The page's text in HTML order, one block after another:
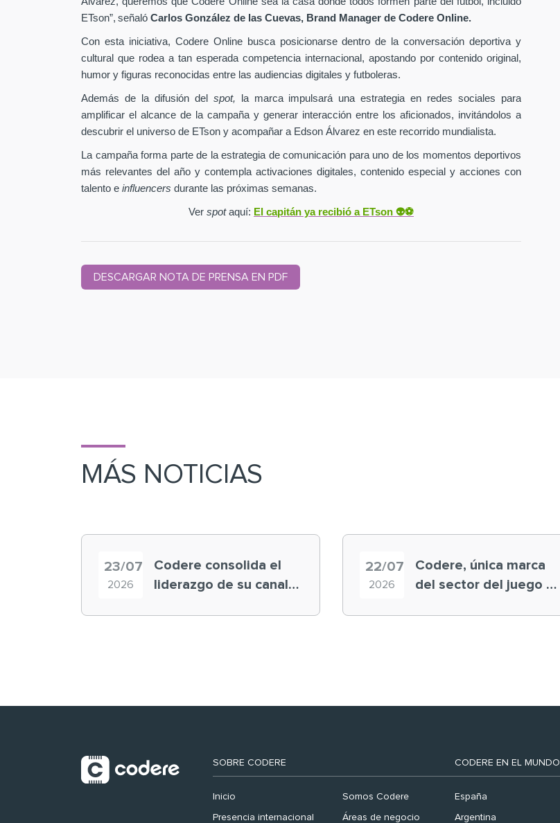
ETson”, señaló Carlos González de las Cuevas, Brand Manager de Codere Online.
Con esta iniciativa, Codere Online busca posicionarse dentro de la conversación deportiva y
cultural que rodea a tan esperada competencia internacional, apostando por contenido original,
humor y figuras reconocidas entre las audiencias digitales y futboleras.
Además de la difusión del spot,
la marca impulsará una estrategia en redes sociales para
amplificar el alcance de la campaña y generar interacción entre los aficionados, invitándolos a
descubrir el universo de ETson y acompañar a Edson Álvarez en este recorrido mundialista.
La campaña forma parte de la estrategia de comunicación para uno de los momentos deportivos
más relevantes del año y contempla activaciones digitales, contenido especial y acciones con
talento e influencers durante las próximas semanas.
Ver spotaquí: El capitán ya recibió a ETson 👽⚽️
DESCARGAR NOTA DE PRENSA EN PDF
MÁS NOTICIAS
23/07
2026
Codere consolida el
liderazgo de su canal
22/07
2026
Codere, única marca
del sector del juego en
SOBRE CODERE
Inicio Somos Codere
Presencia internacional Áreas de negocio
CODERE EN EL MUNDO
España
Argentina